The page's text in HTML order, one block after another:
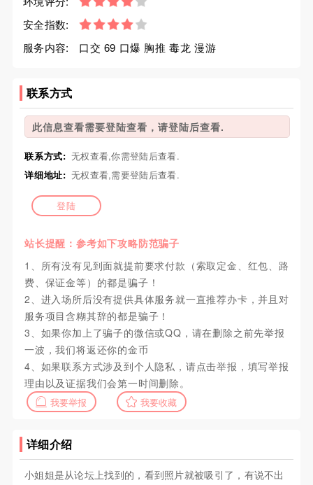
安全指数:
服务内容:
口交 69 口爆 胸推 毒龙 漫游
联系方式
此信息查看需要登陆查看，请登陆后查看.
联系方式: 无权查看,你需登陆后查看.
详细地址: 无权查看,需要登陆后查看.
登陆
站长提醒：参考如下攻略防范骗子
1、所有没有见到面就提前要求付款（索取定金、红包、路
费、保证金等）的都是骗子！
2、进入场所后没有提供具体服务就一直推荐办卡，并且对
服务项目含糊其辞的都是骗子！
3、如果你加上了骗子的微信或QQ，请在删除之前先举报
一波，我们将返还你的金币
4、如果联系方式涉及到个人隐私，请点击举报，填写举报
理由以及证据我们会第一时间删除。
我要举报 我要收藏
详细介绍
小姐姐是从论坛上找到的，看到照片就被吸引了，有说不出